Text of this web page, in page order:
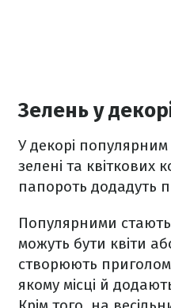
Зелень у
У декорі
зелені та квіткових
папороть додадуть
Популярними стають
можуть бути квіти
створюють
якому місці й